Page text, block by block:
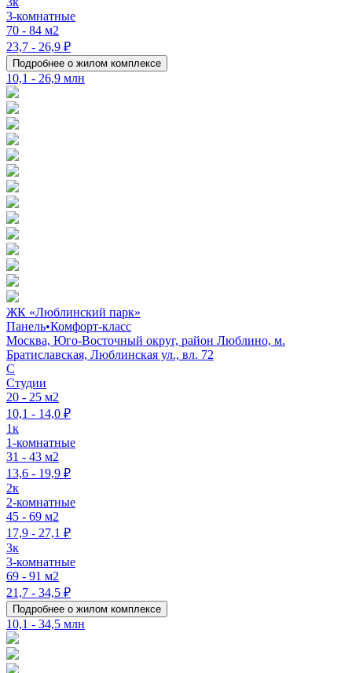
3-комнатные
70 - 84 м2
23,7 - 26,9 ₽
Подробнее о жилом комплексе
10,1 - 26,9 млн
ЖК «Люблинский парк»
Панель•Комфорт-класс
Москва, Юго-Восточный округ, район Люблино, м.
Братиславская, Люблинская ул., вл. 72
C
Студии
20 - 25 м2
10,1 - 14,0 ₽
1к
1-комнатные
31 - 43 м2
13,6 - 19,9 ₽
2к
2-комнатные
45 - 69 м2
17,9 - 27,1 ₽
3к
3-комнатные
69 - 91 м2
21,7 - 34,5 ₽
Подробнее о жилом комплексе
10,1 - 34,5 млн